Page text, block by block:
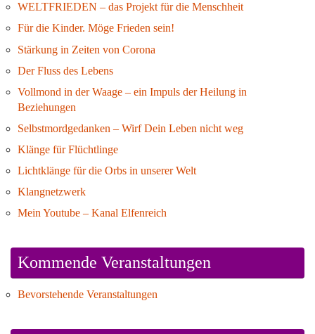
WELTFRIEDEN – das Projekt für die Menschheit
Für die Kinder. Möge Frieden sein!
Stärkung in Zeiten von Corona
Der Fluss des Lebens
Vollmond in der Waage – ein Impuls der Heilung in
Beziehungen
Selbstmordgedanken – Wirf Dein Leben nicht weg
Klänge für Flüchtlinge
Lichtklänge für die Orbs in unserer Welt
Klangnetzwerk
Mein Youtube – Kanal Elfenreich
Kommende Veranstaltungen
Bevorstehende Veranstaltungen